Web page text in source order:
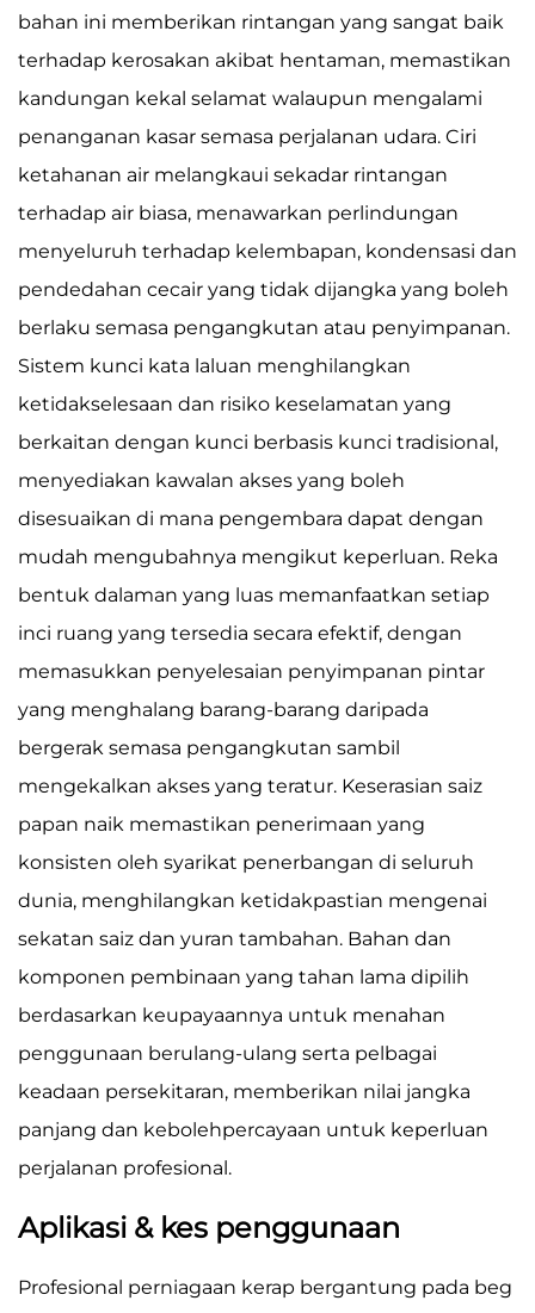
bahan ini memberikan rintangan yang sangat baik
terhadap kerosakan akibat hentaman, memastikan
kandungan kekal selamat walaupun mengalami
penanganan kasar semasa perjalanan udara. Ciri
ketahanan air melangkaui sekadar rintangan
terhadap air biasa, menawarkan perlindungan
menyeluruh terhadap kelembapan, kondensasi dan
pendedahan cecair yang tidak dijangka yang boleh
berlaku semasa pengangkutan atau penyimpanan.
Sistem kunci kata laluan menghilangkan
ketidakselesaan dan risiko keselamatan yang
berkaitan dengan kunci berbasis kunci tradisional,
menyediakan kawalan akses yang boleh
disesuaikan di mana pengembara dapat dengan
mudah mengubahnya mengikut keperluan. Reka
bentuk dalaman yang luas memanfaatkan setiap
inci ruang yang tersedia secara efektif, dengan
memasukkan penyelesaian penyimpanan pintar
yang menghalang barang-barang daripada
bergerak semasa pengangkutan sambil
mengekalkan akses yang teratur. Keserasian saiz
papan naik memastikan penerimaan yang
konsisten oleh syarikat penerbangan di seluruh
dunia, menghilangkan ketidakpastian mengenai
sekatan saiz dan yuran tambahan. Bahan dan
komponen pembinaan yang tahan lama dipilih
berdasarkan keupayaannya untuk menahan
penggunaan berulang-ulang serta pelbagai
keadaan persekitaran, memberikan nilai jangka
panjang dan kebolehpercayaan untuk keperluan
perjalanan profesional.
Aplikasi & kes penggunaan
Profesional perniagaan kerap bergantung pada beg